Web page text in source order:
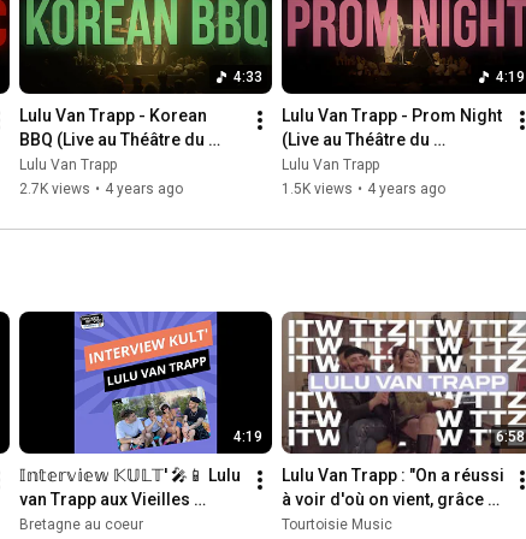
ÉLECTRICIENS
Jéremie Dignac
Adrien Desmaret
COORDINATEUR•RICE•S DE CASCADES
Michel Nguyen
Anthony Pho
STYLISTE
Pierre Demones
ASSISTANT STYLISTE
Victor Pelenda
COIFFEUR
Kévin Jacotot
4:33
Lulu Van Trapp - Korean
BBQ (Live au Théâtre du
Splendid)
Lulu Van Trapp
2.7K views • 4 years ago
4:19
Lulu Van Trapp - Prom Night
(Live au Théâtre du
Splendid)
Lulu Van Trapp
1.5K views • 4 years ago
4:19
𝕀𝕟𝕥𝕖𝕣𝕧𝕚𝕖𝕨 𝕂𝕌𝕃𝕋' 🎤📱 Lulu
van Trapp aux Vieilles
Charrues 2022
Bretagne au coeur
6:58
Lulu Van Trapp : "On a réussi
à voir d'où on vient, grâce
au prochain album, on va
Tourtoisie Music